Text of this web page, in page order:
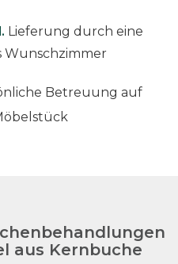
Lieferung durch eine
Wunschzimmer
Betreuung auf
aus Kernbuche